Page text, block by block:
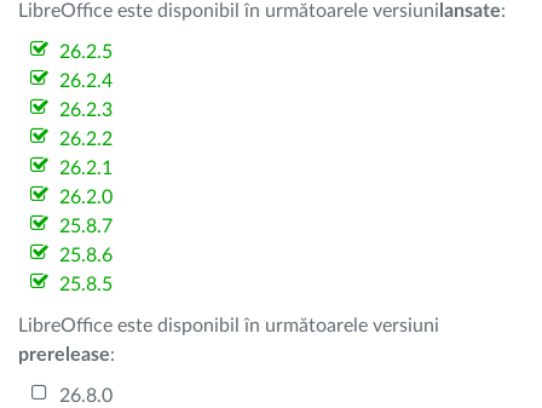
LibreOffice este disponibil în următoarele versiuni lansate:
26.2.5
26.2.4
26.2.3
26.2.2
26.2.1
26.2.0
25.8.7
25.8.6
25.8.5
LibreOffice este disponibil în următoarele versiuni
prerelease:
26.8.0